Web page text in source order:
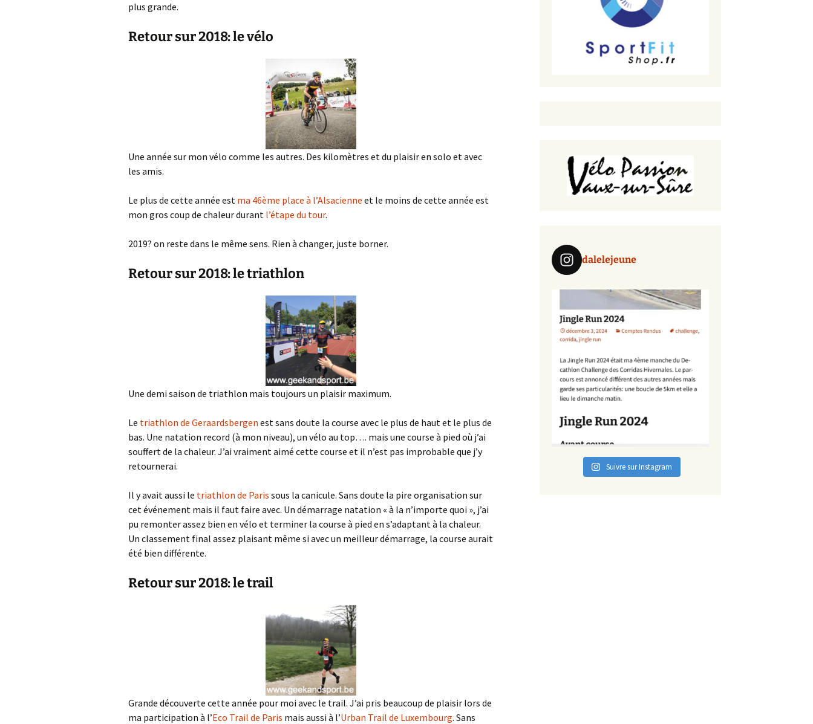
plus grande.
Retour sur 2018: le vélo
Une année sur mon vélo comme les autres. Des kilomètres et du plaisir en solo et avec
les amis.
Le plus de cette année est ma 46ème place à l’Alsacienne et le moins de cette année est
mon gros coup de chaleur durant l’étape du tour.
2019? on reste dans le même sens. Rien à changer, juste borner.
Retour sur 2018: le triathlon
Une demi saison de triathlon mais toujours un plaisir maximum.
Le triathlon de Geraardsbergen est sans doute la course avec le plus de haut et le plus de
bas. Une natation record (à mon niveau), un vélo au top…. mais une course à pied où j’ai
souffert de la chaleur. J’ai vraiment aimé cette course et il n’est pas improbable que j’y
retournerai.
Il y avait aussi le triathlon de Paris sous la canicule. Sans doute la pire organisation sur
cet événement mais il faut faire avec. Un démarrage natation « à la n’importe quoi », j’ai
pu remonter assez bien en vélo et terminer la course à pied en s’adaptant à la chaleur.
Un classement final assez plaisant même si avec un meilleur démarrage, la course aurait
été bien différente.
Retour sur 2018: le trail
Grande découverte cette année pour moi avec le trail. J’ai pris beaucoup de plaisir lors de
ma participation à l’Eco Trail de Paris mais aussi à l’Urban Trail de Luxembourg. Sans
dalelejeune
Suivre sur Instagram